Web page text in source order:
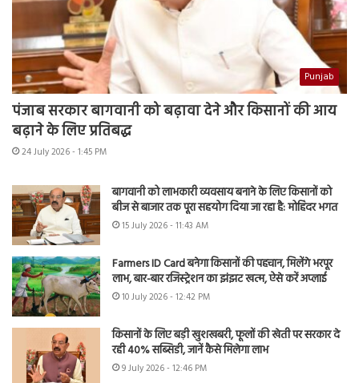
Punjab
पंजाब सरकार बागवानी को बढ़ावा देने और किसानों की आय
बढ़ाने के लिए प्रतिबद्ध
24 July 2026 - 1:45 PM
बागवानी को लाभकारी व्यवसाय बनाने के लिए किसानों को
बीज से बाजार तक पूरा सहयोग दिया जा रहा है: मोहिंदर भगत
15 July 2026 - 11:43 AM
Farmers ID Card बनेगा किसानों की पहचान, मिलेंगे भरपूर
लाभ, बार-बार रजिस्ट्रेशन का झंझट खत्म, ऐसे करें अप्लाई
10 July 2026 - 12:42 PM
किसानों के लिए बड़ी खुशखबरी, फूलों की खेती पर सरकार दे
रही 40% सब्सिडी, जानें कैसे मिलेगा लाभ
9 July 2026 - 12:46 PM